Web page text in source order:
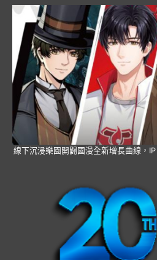
線下沉浸樂園開闢國漫全新增長曲線，